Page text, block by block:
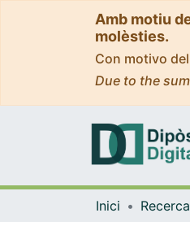
Amb motiu
molèsties.
Con motivo
Due to the
Inici Recerca